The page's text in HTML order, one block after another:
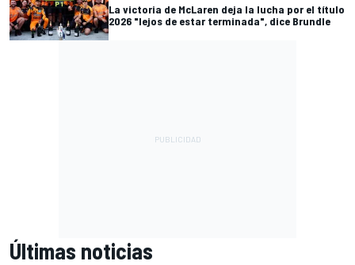
La victoria de McLaren deja la lucha por el título
2026 "lejos de estar terminada", dice Brundle
Últimas noticias